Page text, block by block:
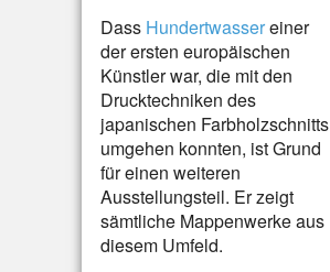
Dass Hundertwassereiner
der ersten europäischen
Künstler war, die mit den
Drucktechniken des
japanischen Farbholzschnitts
umgehen konnten, ist Grund
für einen weiteren
Ausstellungsteil. Er zeigt
sämtliche Mappenwerke aus
diesem Umfeld.